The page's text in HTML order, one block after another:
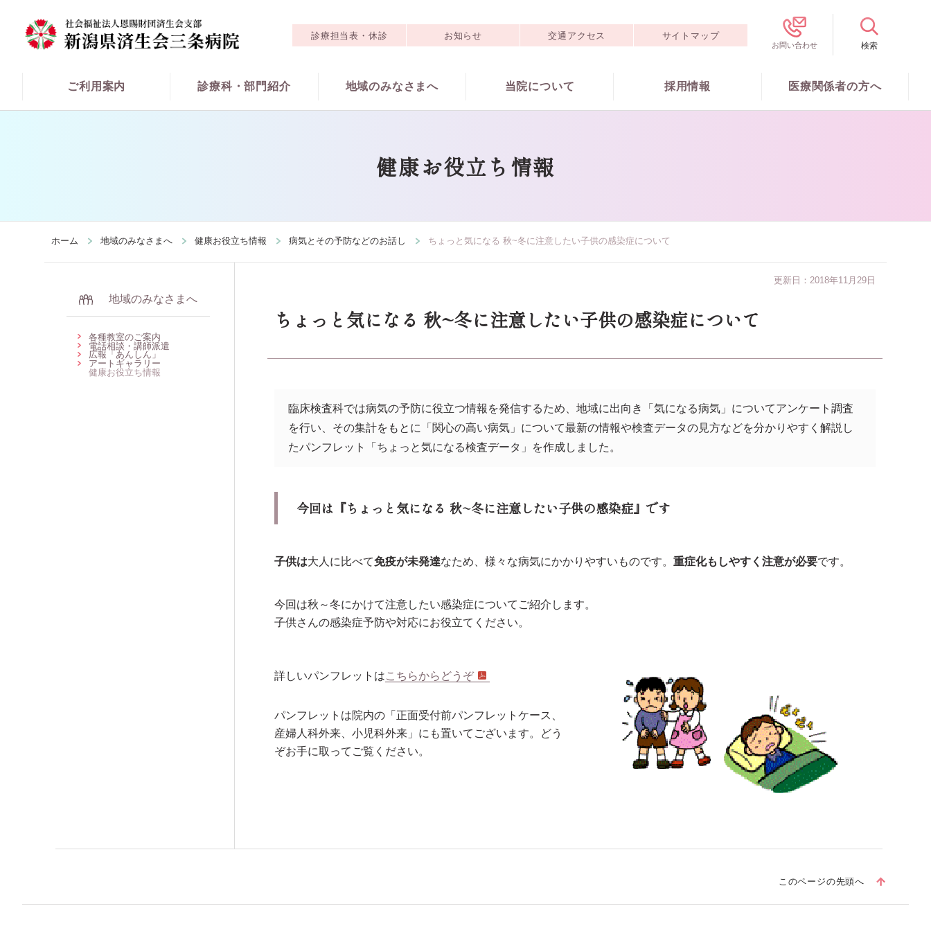
診療担当表・休診 お知らせ 交通アクセス サイトマップ
ご利用案内 診療科・部門紹介 地域のみなさまへ 当院について 採用情報 医療関係者の方へ
健康お役立ち情報
ホーム 地域のみなさまへ 健康お役立ち情報 病気とその予防などのお話し ちょっと気になる 秋~冬に注意したい子供の感染症について
更新日：2018年11月29日
地域のみなさまへ
各種教室のご案内
電話相談・講師派遣
広報「あんしん」
アートギャラリー
健康お役立ち情報
ちょっと気になる 秋~冬に注意したい子供の感染症について
臨床検査科では病気の予防に役立つ情報を発信するため、地域に出向き「気になる病気」についてアンケート調査
を行い、その集計をもとに「関心の高い病気」について最新の情報や検査データの見方などを分かりやすく解説し
たパンフレット「ちょっと気になる検査データ」を作成しました。
今回は『ちょっと気になる 秋~冬に注意したい子供の感染症』です
子供は大人に比べて免疫が未発達なため、様々な病気にかかりやすいものです。重症化もしやすく注意が必要です。
今回は秋～冬にかけて注意したい感染症についてご紹介します。
子供さんの感染症予防や対応にお役立てください。
詳しいパンフレットはこちらからどうぞ
パンフレットは院内の「正面受付前パンフレットケース、
産婦人科外来、小児科外来」にも置いてございます。どう
ぞお手に取ってご覧ください。
このページの先頭へ